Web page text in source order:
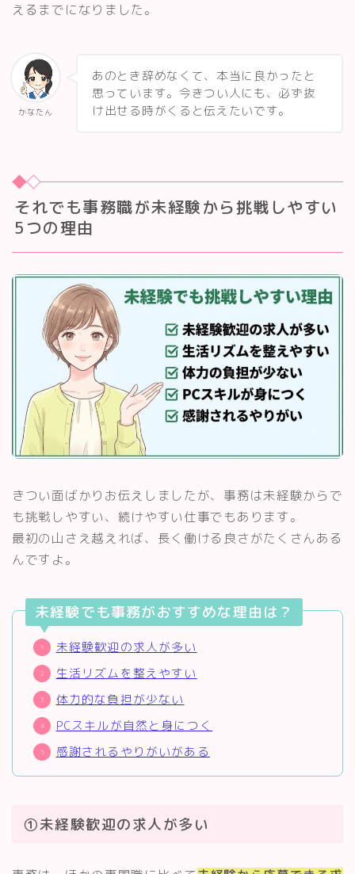
えるまでになりました。
かなたん
あのとき辞めなくて、本当に良かったと
思っています。今きつい人にも、必ず抜
け出せる時がくると伝えたいです。
それでも事務職が未経験から挑戦しやすい
5つの理由
きつい面ばかりお伝えしましたが、事務は未経験からで
も挑戦しやすい、続けやすい仕事でもあります。
最初の山さえ越えれば、長く働ける良さがたくさんある
んですよ。
未経験でも事務がおすすめな理由は？
未経験歓迎の求人が多い
生活リズムを整えやすい
体力的な負担が少ない
PCスキルが自然と身につく
感謝されるやりがいがある
①未経験歓迎の求人が多い